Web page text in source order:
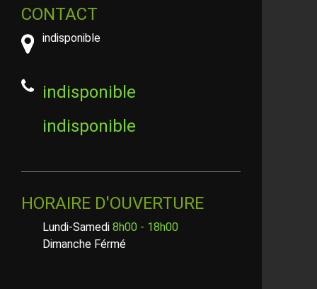
CONTACT
indisponible
indisponible
indisponible
HORAIRE D'OUVERTURE
Lundi-Samedi 8h00 - 18h00
Dimanche Férmé